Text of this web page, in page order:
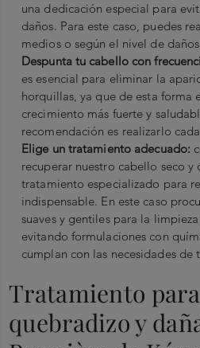
una dedicación especial para
daños. Para este caso, puedes
medios o según el nivel de
Despunta tu cabello con
es esencial para eliminar la
horquillas, ya que de esta forma
crecimiento más fuerte y
recomendación es realizarlo
Elige un tratamiento adecuado:
recuperar nuestro cabello seco y
tratamiento especializado para
indispensable. En este caso
suaves y gentiles para la
evitando formulaciones con
cumplan con las necesidades de
Tratamiento
quebradizo y